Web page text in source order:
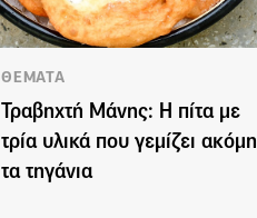
ΘΕΜΑΤΑ
Τραβηχτή Μάνης: Η πίτα με
τρία υλικά που γεμίζει ακόμη
τα τηγάνια